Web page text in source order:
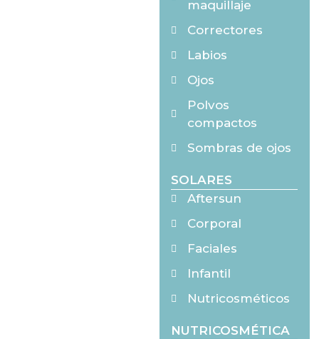
maquillaje
Correctores
Labios
Ojos
Polvos
compactos
Sombras de ojos
SOLARES
Aftersun
Corporal
Faciales
Infantil
Nutricosméticos
NUTRICOSMÉTICA